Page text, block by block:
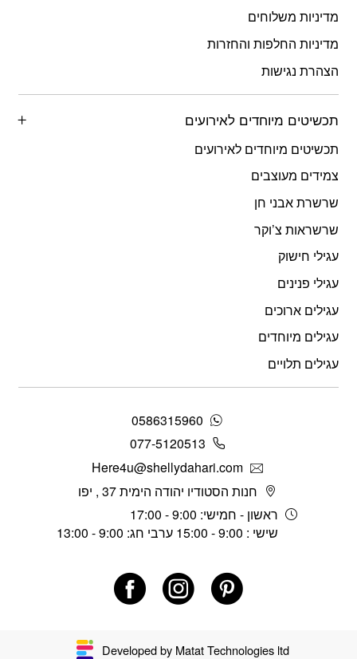
מדיניות משלוחים
מדיניות החלפות והחזרות
הצהרת נגישות
תכשיטים מיוחדים לאירועים
תכשיטים מיוחדים לאירועים
צמידים מעוצבים
שרשרת אבני חן
שרשראות צ’וקר
עגילי חישוק
עגילי פנינים
עגילים ארוכים
עגילים מיוחדים
עגילים תלויים
0586315960
077-5120513
Here4u@shellydahari.com
חנות הסטודיו יהודה הימית 37 , יפו
ראשון - חמישי: 9:00 - 17:00
שישי : 9:00 - 15:00 ערבי חג: 9:00 - 13:00
Developed by Matat Technologies ltd